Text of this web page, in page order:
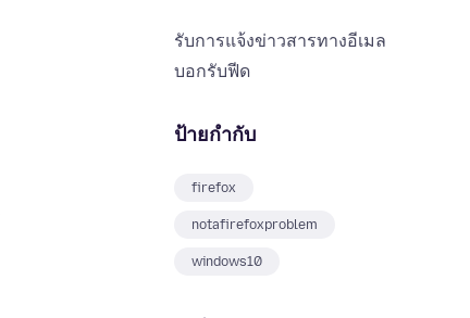
รับการแจ้งข่าวสารทางอีเมล
บอกรับฟีด
ป้ายกำกับ
firefox
notafirefoxproblem
windows10